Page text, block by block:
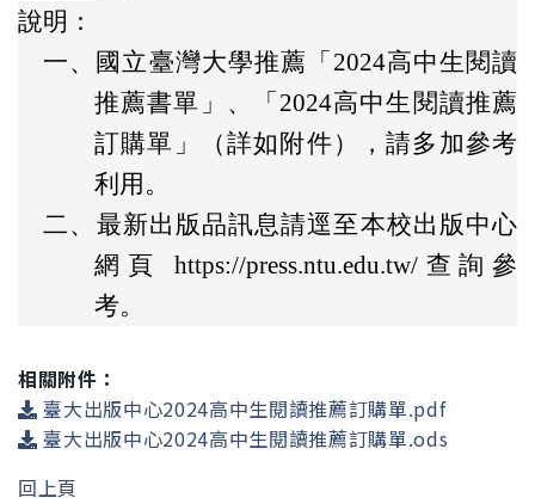
說明：
一、
國立臺灣大學推薦「2024高中生閱讀
推薦書單」、「2024高中生閱讀推薦
訂購單」（詳如附件），請多加參考
利用。
二、 最新出版品訊息請逕至本校出版中心
網頁 https://press.ntu.edu.tw/查詢參
考。
相關附件：
臺大出版中心2024高中生閱讀推薦訂購單.pdf
臺大出版中心2024高中生閱讀推薦訂購單.ods
回上頁